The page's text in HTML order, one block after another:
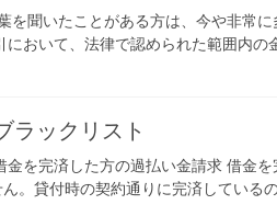
聞いたことがある方は、今や非常に
おいて、法律で認められた範囲内の
ラックリスト
を完済した方の過払い金請求 借金
。貸付時の契約通りに完済している